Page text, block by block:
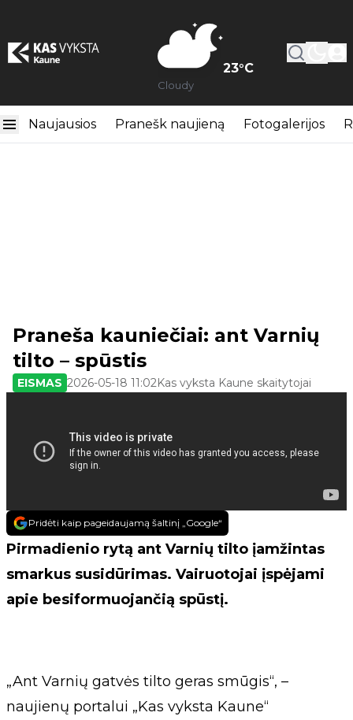
23°C
Cloudy
Naujausios Pranešk naujieną Fotogalerijos
Praneša kauniečiai: ant Varnių
tilto – spūstis
EISMAS 2026-05-18 11:02Kas vyksta Kaune skaitytojai
Pridėti kaip pageidaujamą šaltinį „Google“
Pirmadienio rytą ant Varnių tilto įamžintas
smarkus susidūrimas. Vairuotojai įspėjami
apie besiformuojančią spūstį.
„Ant Varnių gatvės tilto geras smūgis“, –
naujienų portalui „Kas vyksta Kaune“